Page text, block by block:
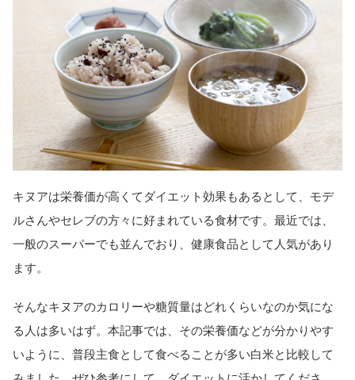
キヌアは栄養価が高くてダイエット効果もあるとして、モデ
ルさんやセレブの方々に好まれている食材です。最近では、
一般のスーパーでも並んでおり、健康食品として人気があり
ます。
そんなキヌアのカロリーや糖質量はどれくらいなのか気にな
る人は多いはず。本記事では、その栄養価などが分かりやす
いように、普段主食として食べることが多い白米と比較して